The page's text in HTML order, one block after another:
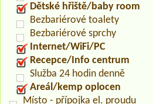
Dětské hřiště/baby room
Bezbariérové toalety
Bezbariérové sprchy
Internet/WiFi/PC
Recepce/Info centrum
Služba 24 hodin denně
Areál/kemp oplocen
Místo - přípojka el. proudu